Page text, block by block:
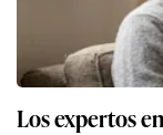
Los expertos